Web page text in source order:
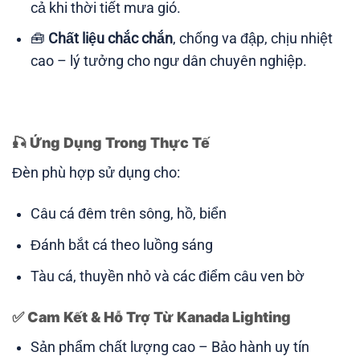
cả khi thời tiết mưa gió.
🧰 Chất liệu chắc chắn, chống va đập, chịu nhiệt
cao – lý tưởng cho ngư dân chuyên nghiệp.
🎣Ứng Dụng Trong Thực Tế
Đèn phù hợp sử dụng cho:
Câu cá đêm trên sông, hồ, biển
Đánh bắt cá theo luồng sáng
Tàu cá, thuyền nhỏ và các điểm câu ven bờ
✅Cam Kết & Hỗ Trợ Từ Kanada Lighting
Sản phẩm chất lượng cao – Bảo hành uy tín